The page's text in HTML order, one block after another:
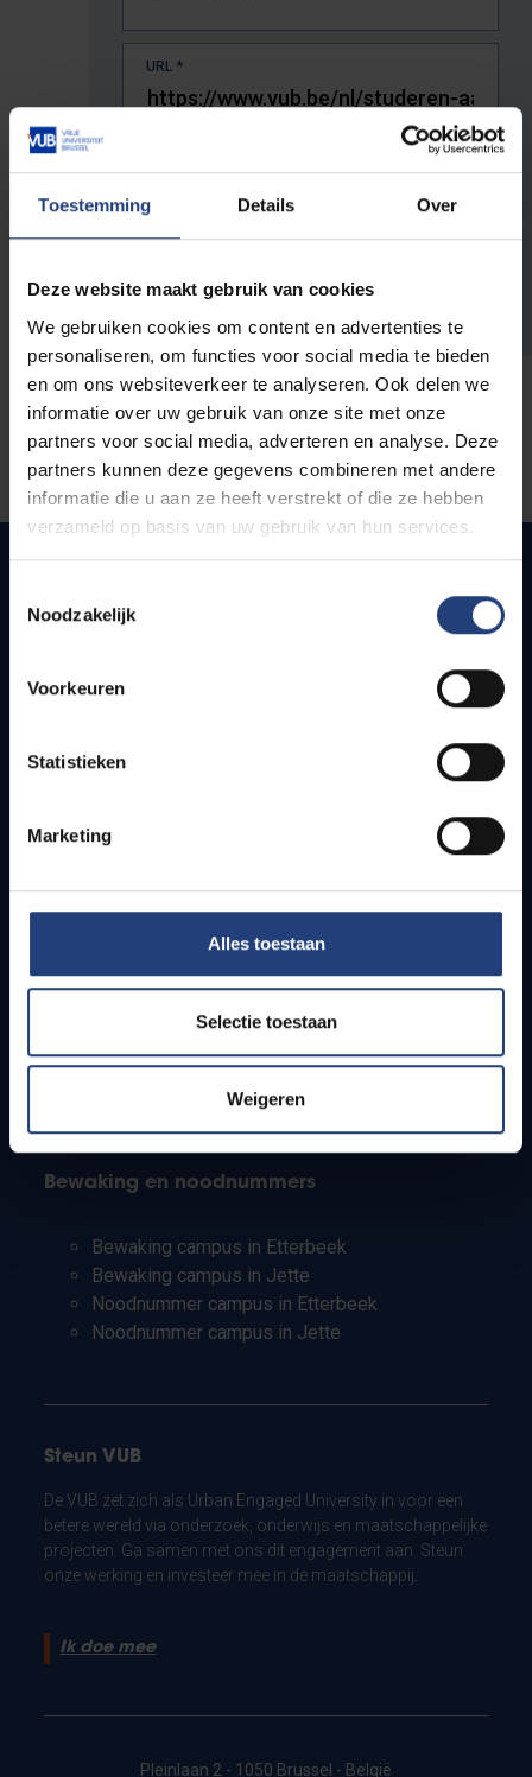
Toestemming Details Over
Deze website maakt gebruik van cookies
We gebruiken cookies om content en advertenties te
personaliseren, om functies voor social media te bieden
en om ons websiteverkeer te analyseren. Ook delen we
informatie over uw gebruik van onze site met onze
partners voor social media, adverteren en analyse. Deze
partners kunnen deze gegevens combineren met andere
informatie die u aan ze heeft verstrekt of die ze hebben
verzameld op basis van uw gebruik van hun services.
Noodzakelijk
Voorkeuren
Statistieken
Marketing
Alles toestaan
Selectie toestaan
Weigeren
URL *
De volledige URL van de pagina waar je de fout zag.
Snel naar
Bereikbaarheid
Studenten
PhD-studenten
Leerkrachten en secundaire scholen
Bewaking en noodnummers
Bewaking campus in Etterbeek
Bewaking campus in Jette
Noodnummer campus in Etterbeek
Noodnummer campus in Jette
Steun VUB
De VUB zet zich als Urban Engaged University in voor een
betere wereld via onderzoek, onderwijs en maatschappelijke
projecten. Ga samen met ons dit engagement aan. Steun
onze werking en investeer mee in de maatschappij.
Ik doe mee
Pleinlaan 2 - 1050 Brussel - België